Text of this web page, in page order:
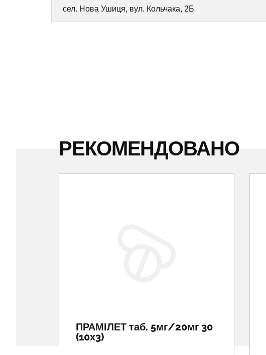
сел. Нова Ушиця, вул. Кольчака, 2Б
РЕКОМЕНДОВАНО
ПРАМІЛЕТ таб. 5мг/20мг 30
(10х3)